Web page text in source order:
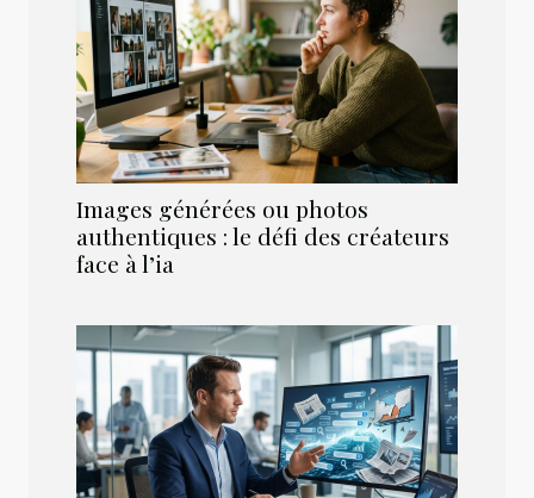
Images générées ou photos
authentiques : le défi des créateurs
face à l’ia